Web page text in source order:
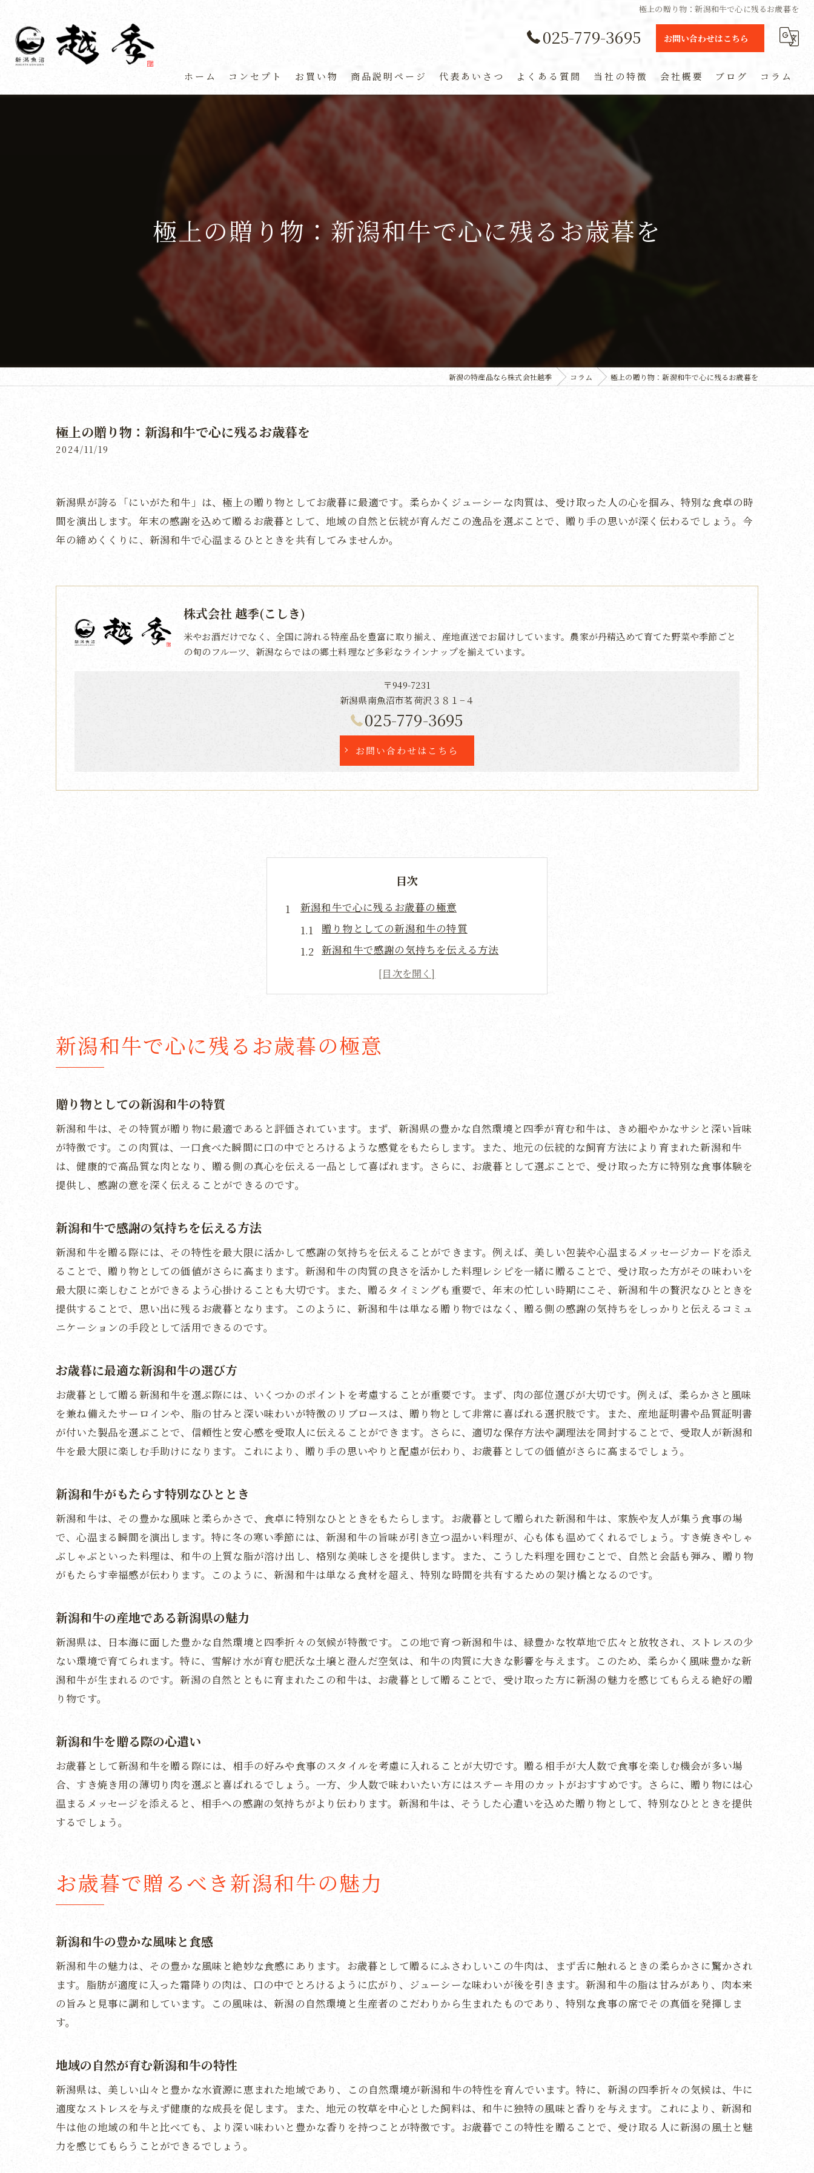
極上の贈り物：新潟和牛で心に残るお歳暮を
025-779-3695 お問い合わせはこちら
ホーム コンセプト お買い物 商品説明ページ 代表あいさつ よくある質問 当社の特徴
定期便
お土産
会社概要 ブログ コラム
極上の贈り物：新潟和牛で心に残るお歳暮を
新潟の特産品なら株式会社越季 コラム 極上の贈り物：新潟和牛で心に残るお歳暮を
極上の贈り物：新潟和牛で心に残るお歳暮を
2024/11/19
新潟県が誇る「にいがた和牛」は、極上の贈り物としてお歳暮に最適です。柔らかくジューシーな肉質は、受け取った人の心を掴み、特別な食卓の時
間を演出します。年末の感謝を込めて贈るお歳暮として、地域の自然と伝統が育んだこの逸品を選ぶことで、贈り手の思いが深く伝わるでしょう。今
年の締めくくりに、新潟和牛で心温まるひとときを共有してみませんか。
株式会社 越季(こしき)
米やお酒だけでなく、全国に誇れる特産品を豊富に取り揃え、産地直送でお届けしています。農家が丹精込めて育てた野菜や季節ごと
の旬のフルーツ、新潟ならではの郷土料理など多彩なラインナップを揃えています。
〒949-7231
新潟県南魚沼市茗荷沢３８１−４
025-779-3695
お問い合わせはこちら
目次
新潟和牛で心に残るお歳暮の極意
贈り物としての新潟和牛の特質
新潟和牛で感謝の気持ちを伝える方法
お歳暮に最適な新潟和牛の選び方
新潟和牛がもたらす特別なひととき
新潟和牛を贈る際の心遣い
お歳暮で贈るべき新潟和牛の魅力
新潟和牛の贈り物としての価値
新潟和牛の調理法とその魅力
新潟和牛で心温まるひとときを
冬のお歳暮に選ばれる理由
新潟和牛の産地ならではの味わい
贈る相手に合わせた新潟和牛の選び方
お歳暮にぴったりの新潟和牛の選び方
新潟和牛の感動的な味わいとその理由
贈る人の心が届く新潟和牛の贈り物
新潟和牛の文化と伝統を味わう
新潟和牛の選び方とその特長
お歳暮に最適な新潟和牛の魅力
新潟和牛の味わいが人気の理由
お歳暮に最適なにいがた和牛の選び方
贈る相手に合わせた新潟和牛の選び方
お歳暮に喜ばれる新潟和牛の選び方
新潟和牛で心温まるお歳暮の贈り物を
新潟和牛の選び方とお歳暮の演出
新潟和牛の選び方とその価値
感動を呼ぶ新潟和牛の特徴
新潟和牛が提供する特別な食卓
新潟和牛で心に残るお歳暮の極意
贈り物としての新潟和牛の特質
新潟和牛は、その特質が贈り物に最適であると評価されています。まず、新潟県の豊かな自然環境と四季が育む和牛は、きめ細やかなサシと深い旨味
が特徴です。この肉質は、一口食べた瞬間に口の中でとろけるような感覚をもたらします。また、地元の伝統的な飼育方法により育まれた新潟和牛
は、健康的で高品質な肉となり、贈る側の真心を伝える一品として喜ばれます。さらに、お歳暮として選ぶことで、受け取った方に特別な食事体験を
提供し、感謝の意を深く伝えることができるのです。
新潟和牛で感謝の気持ちを伝える方法
新潟和牛を贈る際には、その特性を最大限に活かして感謝の気持ちを伝えることができます。例えば、美しい包装や心温まるメッセージカードを添え
ることで、贈り物としての価値がさらに高まります。新潟和牛の肉質の良さを活かした料理レシピを一緒に贈ることで、受け取った方がその味わいを
最大限に楽しむことができるよう心掛けることも大切です。また、贈るタイミングも重要で、年末の忙しい時期にこそ、新潟和牛の贅沢なひとときを
提供することで、思い出に残るお歳暮となります。このように、新潟和牛は単なる贈り物ではなく、贈る側の感謝の気持ちをしっかりと伝えるコミュ
ニケーションの手段として活用できるのです。
お歳暮に最適な新潟和牛の選び方
お歳暮として贈る新潟和牛を選ぶ際には、いくつかのポイントを考慮することが重要です。まず、肉の部位選びが大切です。例えば、柔らかさと風味
を兼ね備えたサーロインや、脂の甘みと深い味わいが特徴のリブロースは、贈り物として非常に喜ばれる選択肢です。また、産地証明書や品質証明書
が付いた製品を選ぶことで、信頼性と安心感を受取人に伝えることができます。さらに、適切な保存方法や調理法を同封することで、受取人が新潟和
牛を最大限に楽しむ手助けになります。これにより、贈り手の思いやりと配慮が伝わり、お歳暮としての価値がさらに高まるでしょう。
新潟和牛がもたらす特別なひととき
新潟和牛は、その豊かな風味と柔らかさで、食卓に特別なひとときをもたらします。お歳暮として贈られた新潟和牛は、家族や友人が集う食事の場
で、心温まる瞬間を演出します。特に冬の寒い季節には、新潟和牛の旨味が引き立つ温かい料理が、心も体も温めてくれるでしょう。すき焼きやしゃ
ぶしゃぶといった料理は、和牛の上質な脂が溶け出し、格別な美味しさを提供します。また、こうした料理を囲むことで、自然と会話も弾み、贈り物
がもたらす幸福感が伝わります。このように、新潟和牛は単なる食材を超え、特別な時間を共有するための架け橋となるのです。
新潟和牛の産地である新潟県の魅力
新潟県は、日本海に面した豊かな自然環境と四季折々の気候が特徴です。この地で育つ新潟和牛は、緑豊かな牧草地で広々と放牧され、ストレスの少
ない環境で育てられます。特に、雪解け水が育む肥沃な土壌と澄んだ空気は、和牛の肉質に大きな影響を与えます。このため、柔らかく風味豊かな新
潟和牛が生まれるのです。新潟の自然とともに育まれたこの和牛は、お歳暮として贈ることで、受け取った方に新潟の魅力を感じてもらえる絶好の贈
り物です。
新潟和牛を贈る際の心遣い
お歳暮として新潟和牛を贈る際には、相手の好みや食事のスタイルを考慮に入れることが大切です。贈る相手が大人数で食事を楽しむ機会が多い場
合、すき焼き用の薄切り肉を選ぶと喜ばれるでしょう。一方、少人数で味わいたい方にはステーキ用のカットがおすすめです。さらに、贈り物には心
温まるメッセージを添えると、相手への感謝の気持ちがより伝わります。新潟和牛は、そうした心遣いを込めた贈り物として、特別なひとときを提供
するでしょう。
お歳暮で贈るべき新潟和牛の魅力
新潟和牛の豊かな風味と食感
新潟和牛の魅力は、その豊かな風味と絶妙な食感にあります。お歳暮として贈るにふさわしいこの牛肉は、まず舌に触れるときの柔らかさに驚かされ
ます。脂肪が適度に入った霜降りの肉は、口の中でとろけるように広がり、ジューシーな味わいが後を引きます。新潟和牛の脂は甘みがあり、肉本来
の旨みと見事に調和しています。この風味は、新潟の自然環境と生産者のこだわりから生まれたものであり、特別な食事の席でその真価を発揮しま
す。
地域の自然が育む新潟和牛の特性
新潟県は、美しい山々と豊かな水資源に恵まれた地域であり、この自然環境が新潟和牛の特性を育んでいます。特に、新潟の四季折々の気候は、牛に
適度なストレスを与えず健康的な成長を促します。また、地元の牧草を中心とした飼料は、和牛に独特の風味と香りを与えます。これにより、新潟和
牛は他の地域の和牛と比べても、より深い味わいと豊かな香りを持つことが特徴です。お歳暮でこの特性を贈ることで、受け取る人に新潟の風土と魅
力を感じてもらうことができるでしょう。